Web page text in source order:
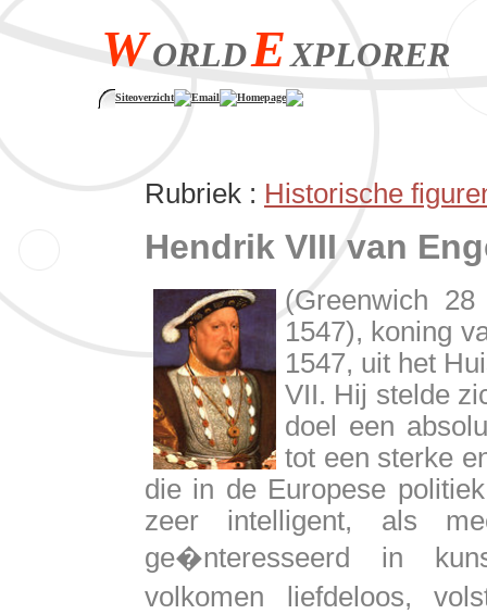
WORLDEXPLORER
Siteoverzicht Email Homepage
Rubriek : Historische
Hendrik VIII van
(Greenwich
1547), koning
1547, uit het
VII. Hij stelde
doel een
tot een sterke
die in de Europese
zeer intelligent, als
ge�nteresseerd in
volkomen liefdeloos,